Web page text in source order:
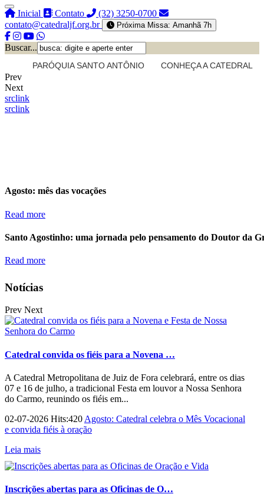
Inicial Contato
(32) 3250-0700
contato@catedraljf.org.br
Próxima Missa: Amanhã 7h
Buscar...
PARÓQUIA SANTO ANTÔNIO CONHEÇA A CATEDRAL
Prev
Next
srclink
srclink
Agosto: mês das vocações
Read more
Santo Agostinho: uma jornada pelo pensamento do Doutor da
Read more
Notícias
Prev Next
Catedral convida os fiéis para a Novena …
A Catedral Metropolitana de Juiz de Fora celebrará, entre os dias
07 e 16 de julho, a tradicional Festa em louvor a Nossa Senhora
do Carmo, reunindo os fiéis em...
02-07-2026 Hits:420 Agosto: Catedral celebra o Mês Vocacional
e convida fiéis à oração
Leia mais
Inscrições abertas para as Oficinas de O…